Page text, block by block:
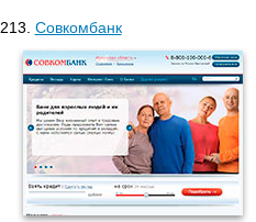
213. Совкомбанк